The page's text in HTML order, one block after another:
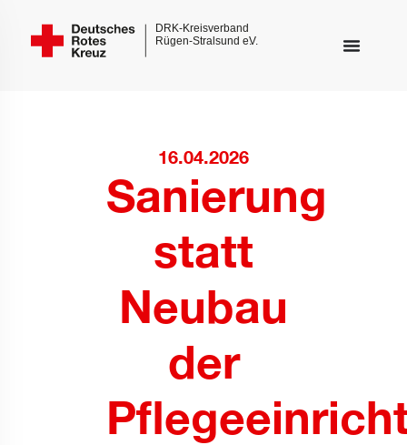
16.04.2026
Sanierung
statt
Neubau
der